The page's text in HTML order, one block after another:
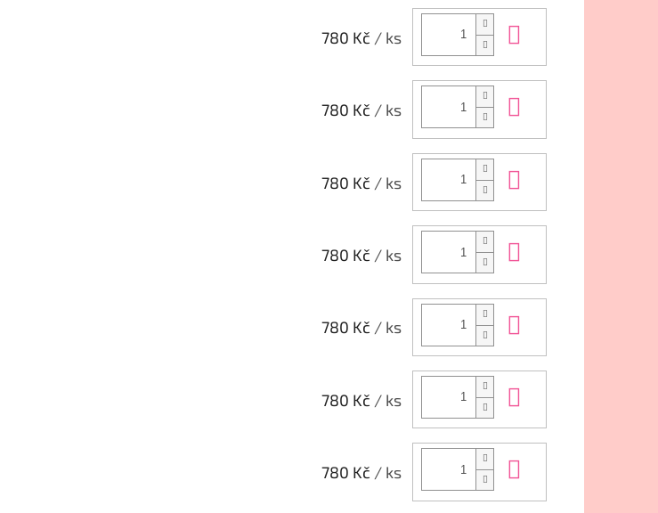
780 Kč / ks
780 Kč / ks
780 Kč / ks
780 Kč / ks
780 Kč / ks
780 Kč / ks
780 Kč / ks